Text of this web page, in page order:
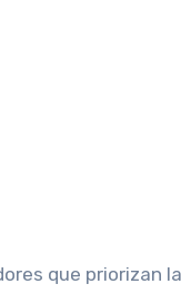
que priorizan la